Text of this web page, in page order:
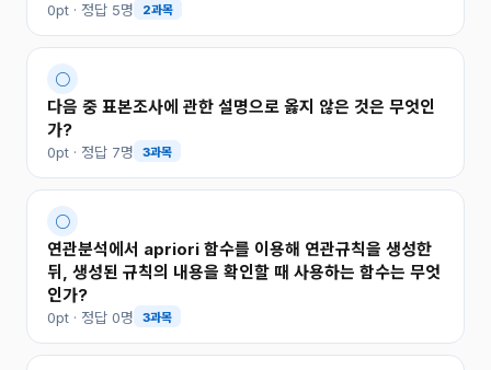
0pt · 정답 5명 2과목
○
다음 중 표본조사에 관한 설명으로 옳지 않은 것은 무엇인
가?
0pt · 정답 7명 3과목
○
연관분석에서 apriori 함수를 이용해 연관규칙을 생성한
뒤, 생성된 규칙의 내용을 확인할 때 사용하는 함수는 무엇
인가?
0pt · 정답 0명 3과목